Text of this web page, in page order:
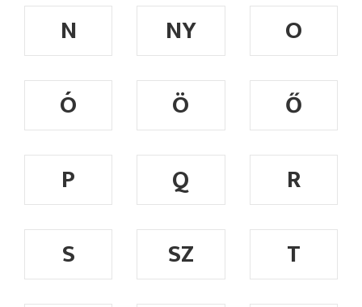
N
NY
O
Ó
Ö
Ő
P
Q
R
S
SZ
T